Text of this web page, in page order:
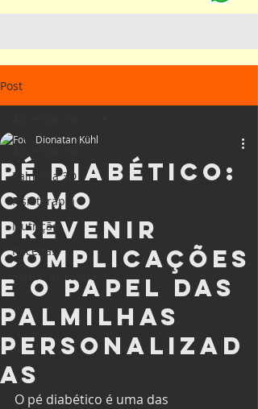
Post
Palmilha 3D
Fisioterapia
Nutrição
Receitas
Saúde Intestinal
Pé diabético:
como
prevenir
complicações
e o papel das
palmilhas
personalizad
as
Dionatan Kühl
O pé diabético é uma das